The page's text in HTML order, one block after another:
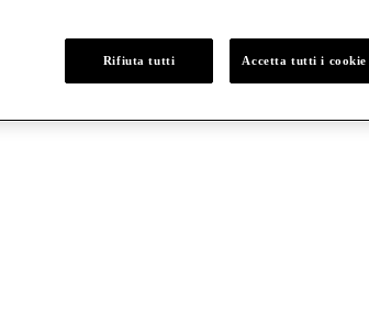
超过 €100,000Rifiuta tutti Accetta tutti i cookie